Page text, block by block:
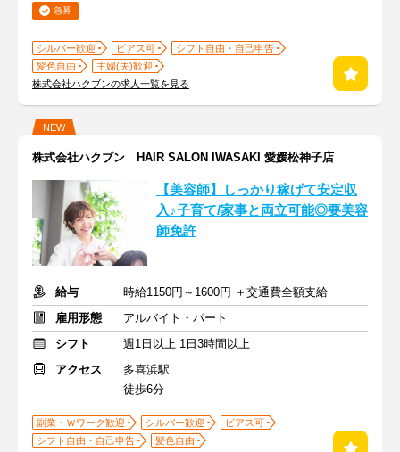
急募
シルバー歓迎 ピアス可
シフト自由・自己申告
髪色自由
主婦(夫)歓迎
株式会社ハクブンの求人一覧を見る
NEW
株式会社ハクブン HAIR SALON IWASAKI 愛媛松神子店
【美容師】しっかり稼げて安定収
入♪子育て/家事と両立可能◎要美容
師免許
給与
時給1150円～1600円 ＋交通費全額支給
雇用形態
アルバイト・パート
シフト
週1日以上 1日3時間以上
アクセス
多喜浜駅
徒歩6分
副業・Ｗワーク歓迎 シルバー歓迎
ピアス可
シフト自由・自己申告
髪色自由